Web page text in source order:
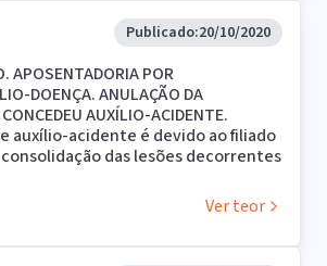
das provas dos autos
acidente, sem a ocorrência de
que nova decisão seja proferida em
os elementos apresentados.
Publicado:20/10/2020
APOSENTADORIA POR
DOENÇA. ANULAÇÃO DA
AUXÍLIO-ACIDENTE.
auxílio-acidente é devido ao filiado
das lesões decorrentes
que impliquem a redução da
exercer a sua ocupação habitual.
das provas dos autos
Ver teor